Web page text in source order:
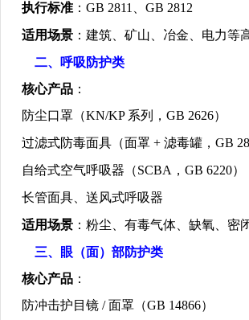
执行标准 ： GB 2811
GB 2812
适用场景 ：建筑、矿山、冶金、电力等
二、呼吸防护类
核心产品 ：
防尘口罩（KN/KP 系列， GB 2626）
过滤式防毒面具（面罩 + 滤毒罐， GB
自给式空气呼吸器（SCBA ， GB 6220）
长管面具、送风式呼吸器
适用场景 ：粉尘、有毒气体、缺氧、密
三、眼（面）部防护类
核心产品 ：
防冲击护目镜 /面罩（GB 14866）